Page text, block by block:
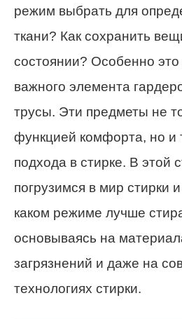
режим выбрать для
ткани? Как сохранить
состоянии? Особенно это
важного элемента
трусы. Эти предметы не
функцией комфорта, но и
подхода в стирке. В этой
погрузимся в мир стирки
каком режиме лучше
основываясь на
загрязнений и даже на
технологиях стирки.